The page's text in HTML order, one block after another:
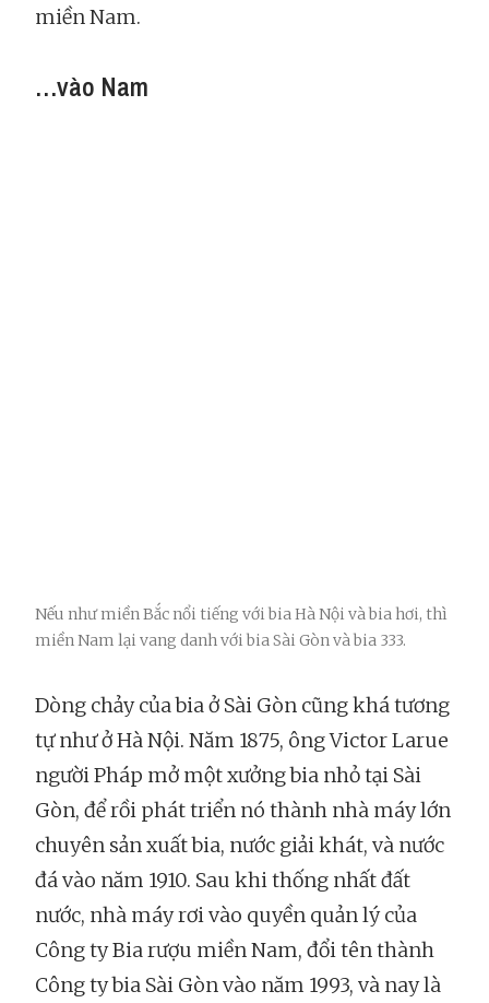
miền Nam.
…vào Nam
Nếu như miền Bắc nổi tiếng với bia Hà Nội và bia hơi, thì
miền Nam lại vang danh với bia Sài Gòn và bia 333.
Dòng chảy của bia ở Sài Gòn cũng khá tương
tự như ở Hà Nội. Năm 1875, ông Victor Larue
người Pháp mở một xưởng bia nhỏ tại Sài
Gòn, để rồi phát triển nó thành nhà máy lớn
chuyên sản xuất bia, nước giải khát, và nước
đá vào năm 1910. Sau khi thống nhất đất
nước, nhà máy rơi vào quyền quản lý của
Công ty Bia rượu miền Nam, đổi tên thành
Công ty bia Sài Gòn vào năm 1993, và nay là